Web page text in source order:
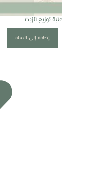
علبة توزيع الزيت
إضافة إلى السلة